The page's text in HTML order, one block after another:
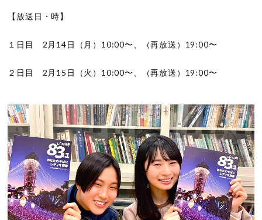
【放送日・時】
１日目 2月14日（月）10:00〜、（再放送）19:00〜
２日目 2月15日（火）10:00〜、（再放送）19:00〜